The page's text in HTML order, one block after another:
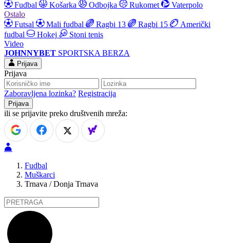
Fudbal
Košarka Odbojka Rukomet
Vaterpolo
Ostalo
Futsal
Mali fudbal Ragbi 13 Ragbi 15
Američki
fudbal
Hokej
Stoni tenis
Video
JOHNNYBET SPORTSKA BERZA
Prijava
Prijava
Zaboravljena lozinka? Registracija
ili se prijavite preko društvenih mreža:
Fudbal
Muškarci
Trnava / Donja Trnava